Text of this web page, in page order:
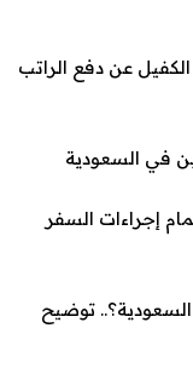
عن دفع الراتب
في السعودية
إجراءات السفر
توضيح